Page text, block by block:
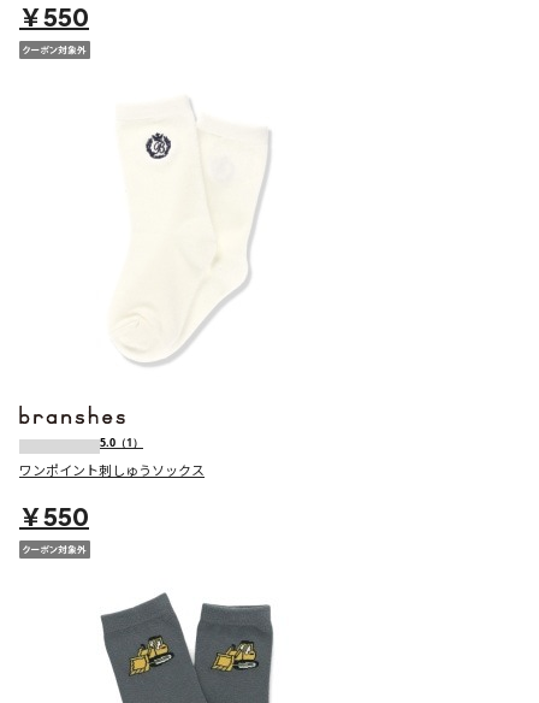
￥550
5.0 （1）
ワンポイント刺しゅうソックス
￥550